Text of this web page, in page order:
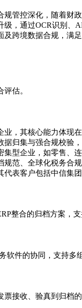
管控深化，随着财
级，通过OCR识别
跨境数据合规，满
估。
，其核心能力体现
归集与强合规校验
型企业，如零售、
范、全球化税务
表客户包括中信集
整合的归档方案，
件的协同，支持
接收、验真到归档